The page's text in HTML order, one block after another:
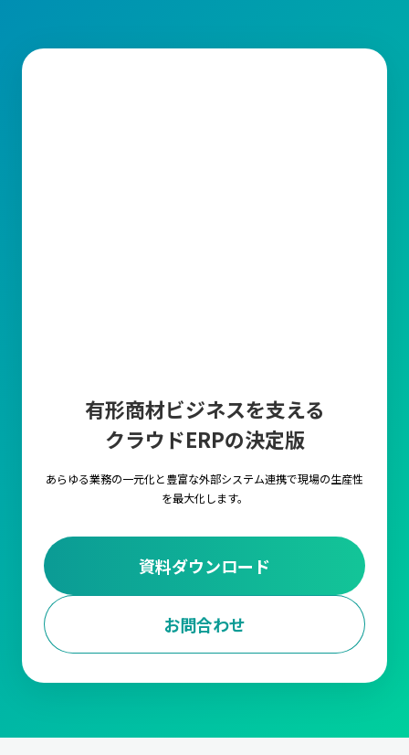
有形商材ビジネスを支える
クラウドERPの決定版
あらゆる業務の一元化と豊富な外部システム連携で現場の生産性
を最大化します。
資料ダウンロード
お問合わせ